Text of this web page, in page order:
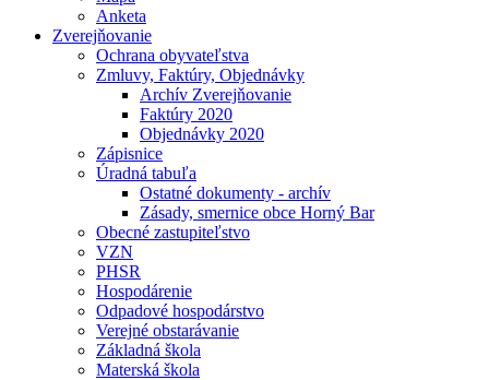
Anketa
Zverejňovanie
Ochrana obyvateľstva
Zmluvy, Faktúry, Objednávky
Archív Zverejňovanie
Faktúry 2020
Objednávky 2020
Zápisnice
Úradná tabuľa
Ostatné dokumenty - archív
Zásady, smernice obce Horný Bar
Obecné zastupiteľstvo
VZN
PHSR
Hospodárenie
Odpadové hospodárstvo
Verejné obstarávanie
Základná škola
Materská škola